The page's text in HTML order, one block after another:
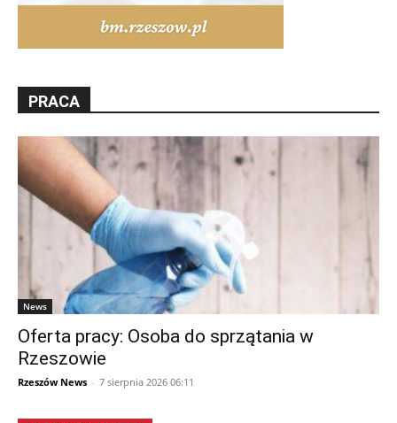
PRACA
News
Oferta pracy: Osoba do sprzątania w
Rzeszowie
Rzeszów News - 7 sierpnia 2026 06:11